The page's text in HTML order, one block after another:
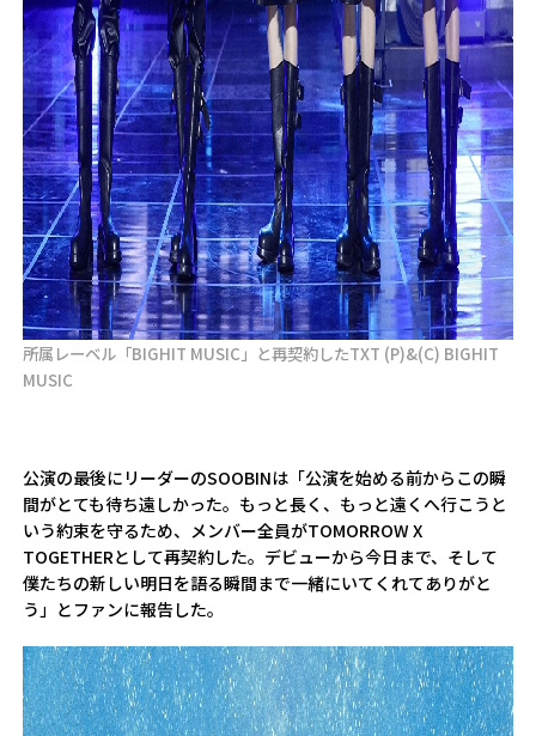
所属レーベル「BIGHIT MUSIC」と再契約したTXT (P)&(C) BIGHIT
MUSIC
公演の最後にリーダーのSOOBINは「公演を始める前からこの瞬
間がとても待ち遠しかった。もっと長く、もっと遠くへ行こうと
いう約束を守るため、メンバー全員がTOMORROW X
TOGETHERとして再契約した。デビューから今日まで、そして
僕たちの新しい明日を語る瞬間まで一緒にいてくれてありがと
う」とファンに報告した。